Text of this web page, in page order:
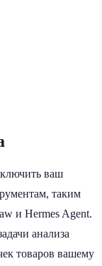
ваш
таким
и Hermes Agent.
анализа
товаров вашему